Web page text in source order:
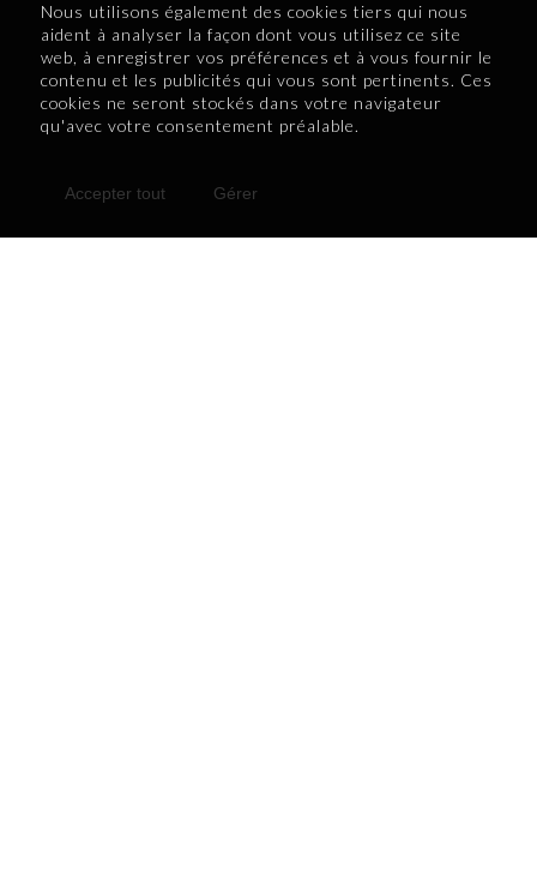
Nous utilisons également des cookies tiers qui nous
aident à analyser la façon dont vous utilisez ce site
web, à enregistrer vos préférences et à vous fournir le
contenu et les publicités qui vous sont pertinents. Ces
cookies ne seront stockés dans votre navigateur
qu'avec votre consentement préalable.
Accepter tout Gérer